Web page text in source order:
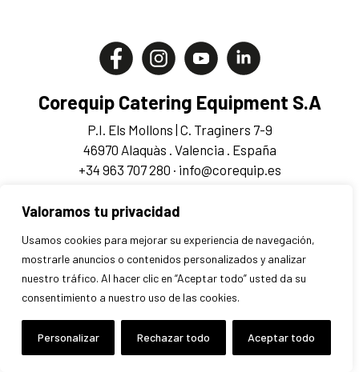
Valoramos tu privacidad
Usamos cookies para mejorar su experiencia de navegación,
mostrarle anuncios o contenidos personalizados y analizar
nuestro tráfico. Al hacer clic en “Aceptar todo” usted da su
consentimiento a nuestro uso de las cookies.
Personalizar Rechazar todo Aceptar todo
Corequip Catering Equipment S.A
P.I. Els Mollons | C. Traginers 7-9
46970 Alaquàs . Valencia . España
+34 963 707 280 · info@corequip.es
Aviso legal Privacidad
Condiciones